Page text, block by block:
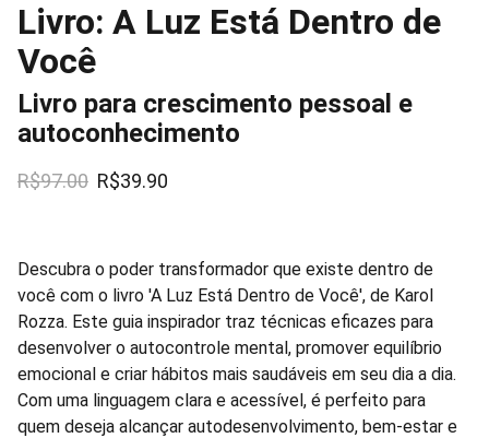
Livro: A Luz Está Dentro de
Você
Livro para crescimento pessoal e
autoconhecimento
R$97.00 R$39.90
Descubra o poder transformador que existe dentro de
você com o livro 'A Luz Está Dentro de Você', de Karol
Rozza. Este guia inspirador traz técnicas eficazes para
desenvolver o autocontrole mental, promover equilíbrio
emocional e criar hábitos mais saudáveis em seu dia a dia.
Com uma linguagem clara e acessível, é perfeito para
quem deseja alcançar autodesenvolvimento, bem-estar e